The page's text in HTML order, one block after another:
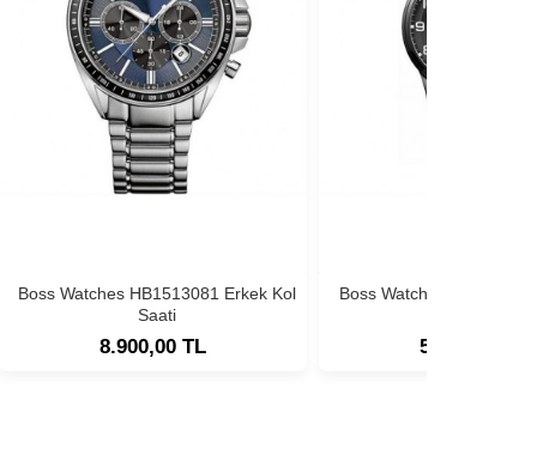
Boss Watches HB1513081 Erkek Kol
Saati
8.900,00 TL
Boss Watches
5.900,00 TL